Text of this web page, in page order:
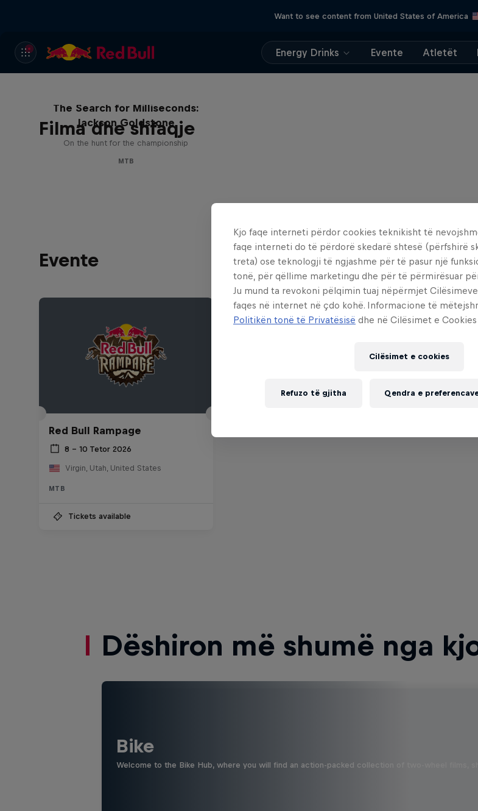
Want to see content from United States of America
Energy Drinks Evente Atletët
Filma dhe shfaqje
The Search for Milliseconds:
Jackson Goldstone
On the hunt for the championship
MTB
Evente
Red Bull Rampage
8 – 10 Tetor 2026
Virgin, Utah, United States
MTB
Tickets available
Dëshiron më shumë nga
Bike
Welcome to the Bike Hub, where you will find an action-packed collection of two-wheel films,
Kjo faqe interneti përdor cookies teknikisht të
faqe interneti do të përdorë skedarë shtesë (përfshirë
treta) ose teknologji të ngjashme për të pasur një
tonë, për qëllime marketingu dhe për të përmirësuar
Ju mund ta revokoni pëlqimin tuaj nëpërmjet
faqes në internet në çdo kohë. Informacione të
Politikën tonë të Privatësisë dhe në Cilësimet e
Cilësimet e cookies
Refuzo të gjitha Qendra e